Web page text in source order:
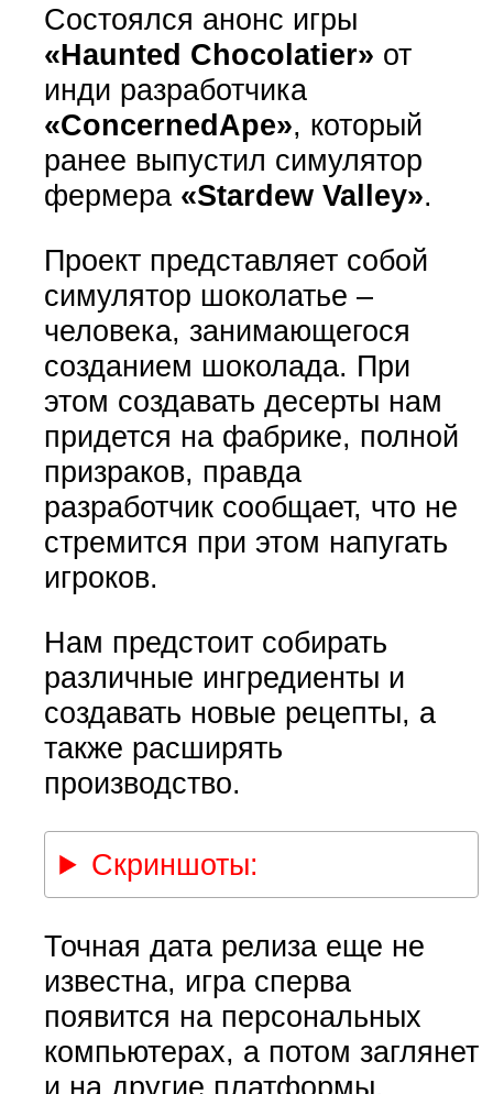
Состоялся анонс игры
«Haunted Chocolatier» от
инди разработчика
«ConcernedApe», который
ранее выпустил симулятор
фермера «Stardew Valley».
Проект представляет собой
симулятор шоколатье –
человека, занимающегося
созданием шоколада. При
этом создавать десерты нам
придется на фабрике, полной
призраков, правда
разработчик сообщает, что не
стремится при этом напугать
игроков.
Нам предстоит собирать
различные ингредиенты и
создавать новые рецепты, а
также расширять
производство.
Скриншоты:
Точная дата релиза еще не
известна, игра сперва
появится на персональных
компьютерах, а потом заглянет
и на другие платформы.